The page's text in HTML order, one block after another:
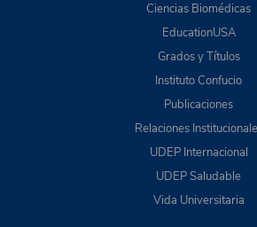
Ciencias Biomédicas
EducationUSA
Grados y Títulos
Instituto Confucio
Publicaciones
Relaciones
UDEP Internacional
UDEP Saludable
Vida Universitaria